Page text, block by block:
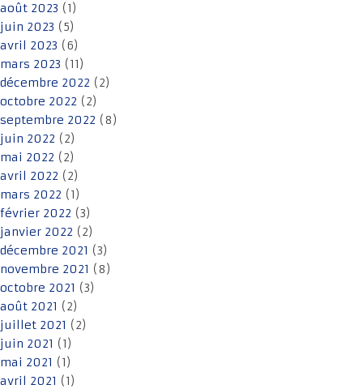
août 2023 (1)
juin 2023 (5)
avril 2023 (6)
mars 2023 (11)
décembre 2022 (2)
octobre 2022 (2)
septembre 2022 (8)
juin 2022 (2)
mai 2022 (2)
avril 2022 (2)
mars 2022 (1)
février 2022 (3)
janvier 2022 (2)
décembre 2021 (3)
novembre 2021 (8)
octobre 2021 (3)
août 2021 (2)
juillet 2021 (2)
juin 2021 (1)
mai 2021 (1)
avril 2021 (1)